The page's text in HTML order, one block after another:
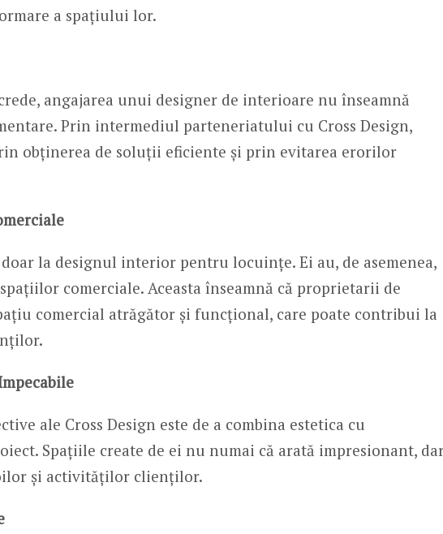
a spațiului lor.
angajarea unui designer de interioare nu înseamnă
Prin intermediul parteneriatului cu Cross Design,
obținerea de soluții eficiente și prin evitarea erorilor
la designul interior pentru locuințe. Ei au, de asemenea,
comerciale. Aceasta înseamnă că proprietarii de
comercial atrăgător și funcțional, care poate contribui la
ale Cross Design este de a combina estetica cu
Spațiile create de ei nu numai că arată impresionant,
și activităților clienților.